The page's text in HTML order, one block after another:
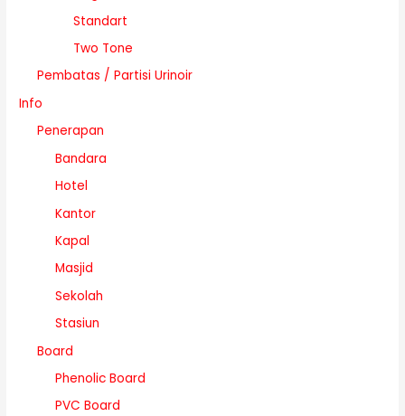
Standart
Two Tone
Pembatas / Partisi Urinoir
Info
Penerapan
Bandara
Hotel
Kantor
Kapal
Masjid
Sekolah
Stasiun
Board
Phenolic Board
PVC Board